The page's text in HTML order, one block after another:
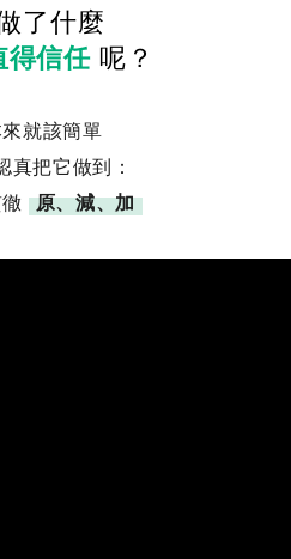
了什麼
得信任 呢？
就該簡單
真把它做到：
原、減、加